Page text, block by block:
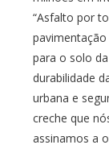
“Asfalto por
para o solo
durabilidade
urbana e
creche que
assinamos a